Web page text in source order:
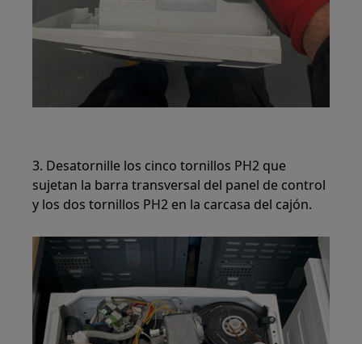
3. Desatornille los cinco tornillos PH2 que
sujetan la barra transversal del panel de control
y los dos tornillos PH2 en la carcasa del cajón.